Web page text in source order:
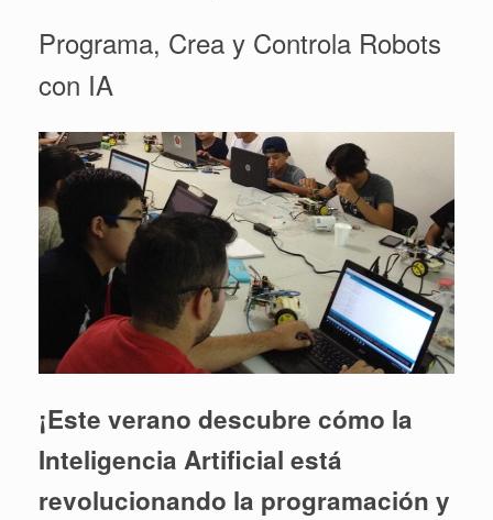
Programa, Crea y Controla Robots
con IA
¡Este verano descubre cómo la
Inteligencia Artificial está
revolucionando la programación y